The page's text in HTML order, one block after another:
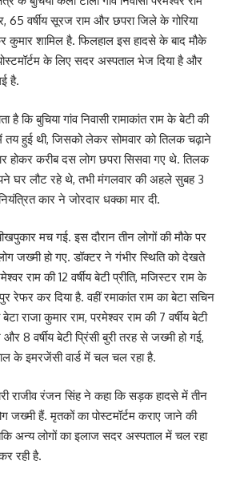
65 वर्षीय सूरज राम और छपरा जिले के गोरिया
कुमार शामिल है. फिलहाल इस हादसे के बाद मौके
के लिए सदर अस्पताल भेज दिया है और
है.
है कि बुचिया गांव निवासी रामाकांत राम के बेटी की
तय हुई थी, जिसको लेकर सोमवार को तिलक चढ़ाने
होकर करीब दस लोग छपरा सिसवा गए थे. तिलक
घर लौट रहे थे, तभी मंगलवार की अहले सुबह 3
कार ने जोरदार धक्का मार दी.
मच गई. इस दौरान तीन लोगों की मौके पर
जख्मी हो गए. डॉक्टर ने गंभीर स्थिति को देखते
राम की 12 वर्षीय बेटी प्रीति, मजिस्टर राम के
रेफर कर दिया है. वहीं रमाकांत राम का बेटा सचिन
राजा कुमार राम, परमेश्वर राम की 7 वर्षीय बेटी
8 वर्षीय बेटी प्रिंसी बुरी तरह से जख्मी हो गई,
के इमरजेंसी वार्ड में चल चल रहा है.
राजीव रंजन सिंह ने कहा कि सड़क हादसे में तीन
जख्मी हैं. मृतकों का पोस्टमॉर्टम कराए जाने की
अन्य लोगों का इलाज सदर अस्पताल में चल रहा
रही है.